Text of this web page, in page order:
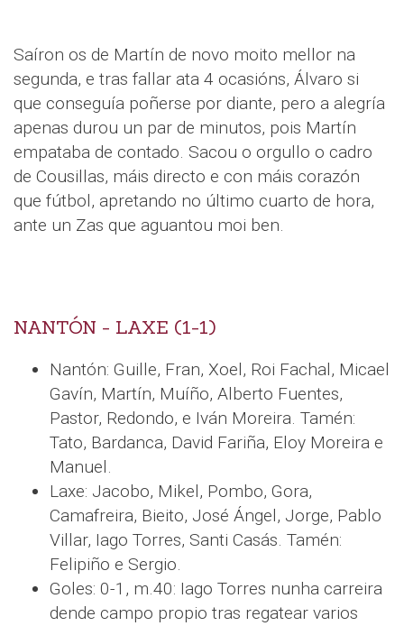
Saíron os de Martín de novo moito mellor na
segunda, e tras fallar ata 4 ocasións, Álvaro si
que conseguía poñerse por diante, pero a alegría
apenas durou un par de minutos, pois Martín
empataba de contado. Sacou o orgullo o cadro
de Cousillas, máis directo e con máis corazón
que fútbol, apretando no último cuarto de hora,
ante un Zas que aguantou moi ben.
NANTÓN - LAXE (1-1)
Nantón: Guille, Fran, Xoel, Roi Fachal, Micael
Gavín, Martín, Muíño, Alberto Fuentes,
Pastor, Redondo, e Iván Moreira. Tamén:
Tato, Bardanca, David Fariña, Eloy Moreira e
Manuel.
Laxe: Jacobo, Mikel, Pombo, Gora,
Camafreira, Bieito, José Ángel, Jorge, Pablo
Villar, Iago Torres, Santi Casás. Tamén:
Felipiño e Sergio.
Goles: 0-1, m.40: Iago Torres nunha carreira
dende campo propio tras regatear varios